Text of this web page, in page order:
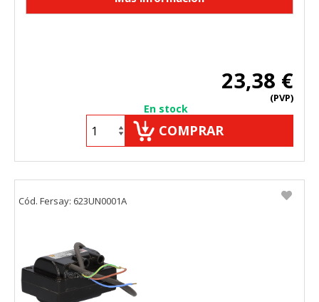
23,38 €
(PVP)
En stock
COMPRAR
Cód. Fersay: 623UN0001A